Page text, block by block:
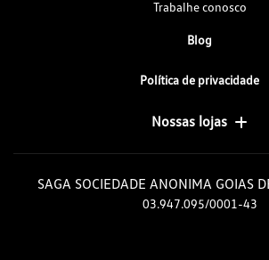
Trabalhe conosco
Blog
Política de privacidade
Nossas lojas
SAGA SOCIEDADE ANONIMA GOIAS
03.947.095/0001-43